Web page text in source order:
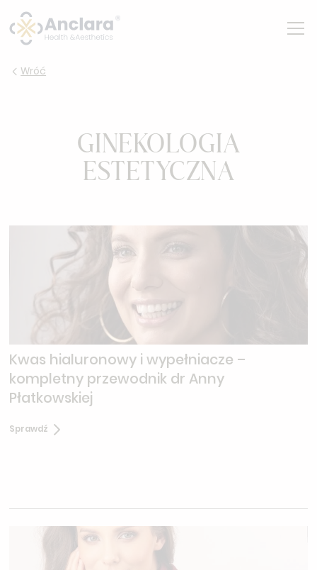
Wróć
GINEKOLOGIA
ESTETYCZNA
Kwas hialuronowy i wypełniacze –
kompletny przewodnik dr Anny
Płatkowskiej
Sprawdź